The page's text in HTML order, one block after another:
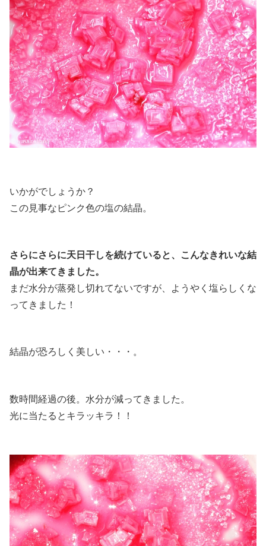
いかがでしょうか？
この見事なピンク色の塩の結晶。
さらにさらに天日干しを続けていると、こんなきれいな結
晶が出来てきました。
まだ水分が蒸発し切れてないですが、ようやく塩らしくな
ってきました！
結晶が恐ろしく美しい・・・。
数時間経過の後。水分が減ってきました。
光に当たるとキラッキラ！！